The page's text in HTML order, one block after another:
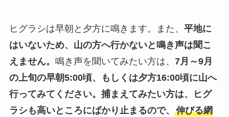
ヒグラシは早朝と夕方に鳴きます。また、 平地に
はいないため、山の方へ行かないと鳴き声は聞こ
えません。 鳴き声を聞いてみたい方は、 7月～9月
の上旬の早朝5:00頃、もしくは夕方16:00頃に山へ
行ってみてください。捕まえてみたい方は、ヒグ
ラシも高いところにばかり止まるので、 伸びる網